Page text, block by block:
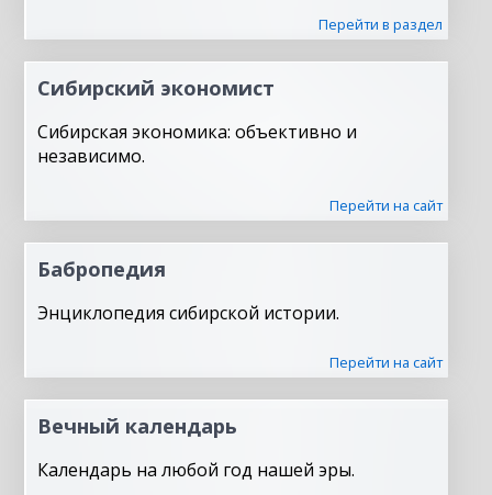
Перейти в раздел
Сибирский экономист
Сибирская экономика: объективно и
независимо.
Перейти на сайт
Бабропедия
Энциклопедия сибирской истории.
Перейти на сайт
Вечный календарь
Календарь на любой год нашей эры.